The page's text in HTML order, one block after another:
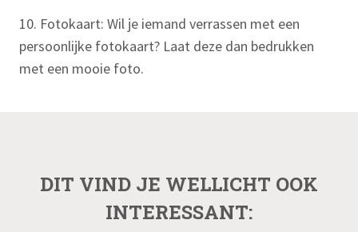
10. Fotokaart: Wil je iemand verrassen met een
persoonlijke fotokaart? Laat deze dan bedrukken
met een mooie foto.
DIT VIND JE WELLICHT OOK
INTERESSANT: